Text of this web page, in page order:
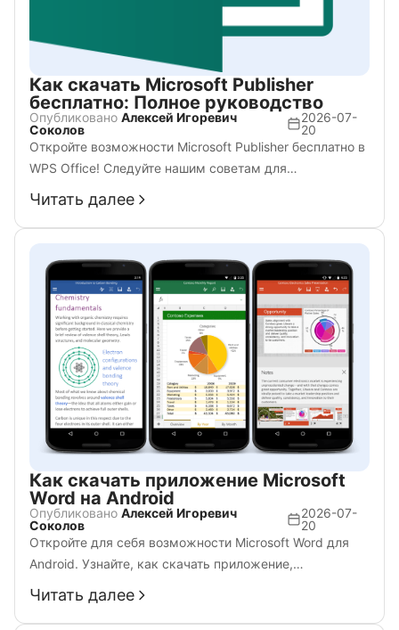
Как скачать Microsoft Publisher
бесплатно: Полное руководство
Опубликовано Алексей Игоревич
Соколов
2026-07-
20
Откройте возможности Microsoft Publisher бесплатно в
WPS Office! Следуйте нашим советам для
эффективного создания контента. Творите вместе с
Publisher. Узнайте больше прямо сейчас!
Читать далее
Как скачать приложение Microsoft
Word на Android
Опубликовано Алексей Игоревич
Соколов
2026-07-
20
Откройте для себя возможности Microsoft Word для
Android. Узнайте, как скачать приложение,
использовать его функции и повысить
продуктивность. Узнайте, почему это незаменимый
Читать далее